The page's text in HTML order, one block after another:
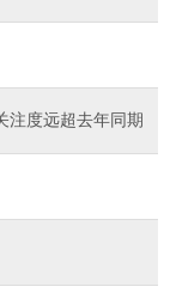
注度远超去年同期